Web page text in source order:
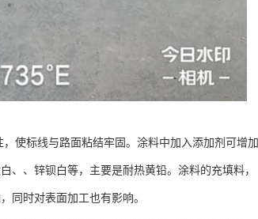
使标线与路面粘结牢固。涂料中加入添加剂可增加
、、锌钡白等，主要是耐热黄铅。涂料的充填料，
同时对表面加工也有影响。